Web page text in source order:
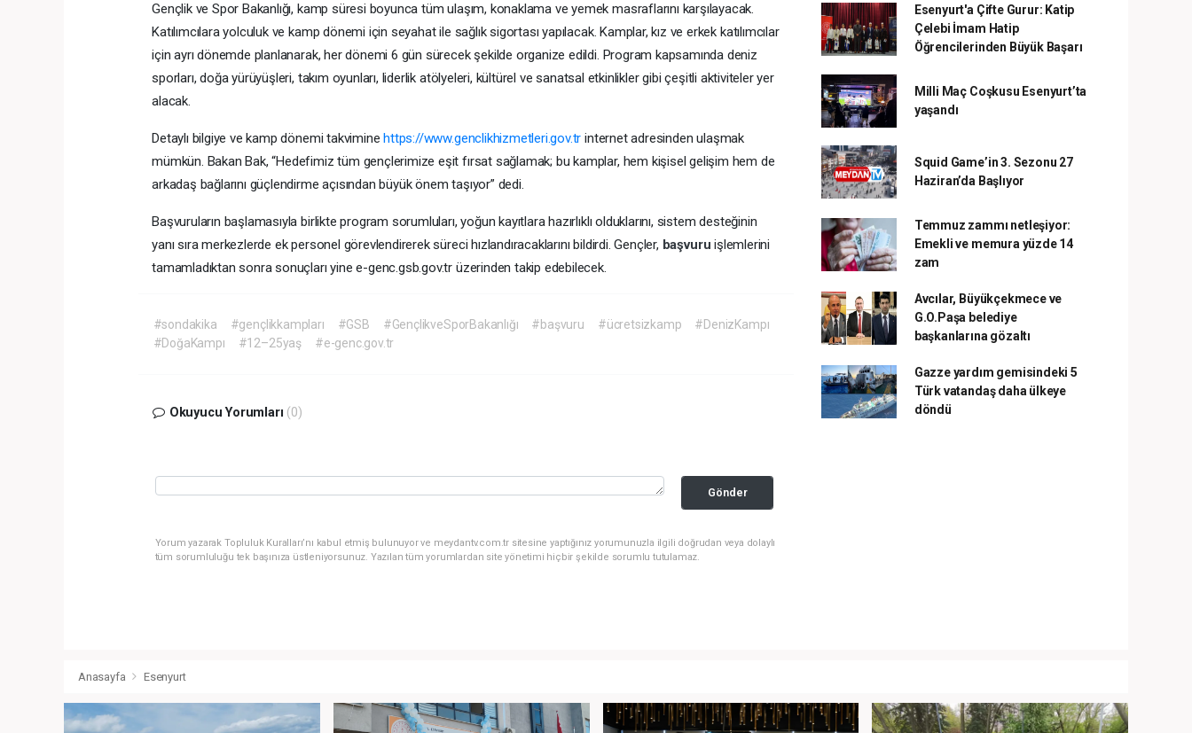
Gençlik ve Spor Bakanlığı, kamp süresi boyunca tüm ulaşım, konaklama ve yemek masraflarını karşılayacak.
Katılımcılara yolculuk ve kamp dönemi için seyahat ile sağlık sigortası yapılacak. Kamplar, kız ve erkek katılımcılar
için ayrı dönemde planlanarak, her dönemi 6 gün sürecek şekilde organize edildi. Program kapsamında deniz
sporları, doğa yürüyüşleri, takım oyunları, liderlik atölyeleri, kültürel ve sanatsal etkinlikler gibi çeşitli aktiviteler yer
alacak.
Detaylı bilgiye ve kamp dönemi takviminehttps://www.genclikhizmetleri.gov.tr internet adresinden ulaşmak
mümkün. Bakan Bak, “Hedefimiz tüm gençlerimize eşit fırsat sağlamak; bu kamplar, hem kişisel gelişim hem de
arkadaş bağlarını güçlendirme açısından büyük önem taşıyor” dedi.
Başvuruların başlamasıyla birlikte program sorumluları, yoğun kayıtlara hazırlıklı olduklarını, sistem desteğinin
yanı sıra merkezlerde ek personel görevlendirerek süreci hızlandıracaklarını bildirdi. Gençler, başvuruişlemlerini
tamamladıktan sonra sonuçları yine e-genc.gsb.gov.tr üzerinden takip edebilecek.
#sondakika #gençlikkampları #GSB #GençlikveSporBakanlığı #başvuru #ücretsizkamp
#DenizKampı
#DoğaKampı
#12–25yaş #e-genc.gov.tr
Okuyucu Yorumları (0)
Gönder
Yorum yazarak Topluluk Kuralları’nı kabul etmiş bulunuyor ve meydantv.com.tr sitesine yaptığınız yorumunuzla ilgili doğrudan veya dolaylı
tüm sorumluluğu tek başınıza üstleniyorsunuz. Yazılan tüm yorumlardan site yönetimi hiçbir şekilde sorumlu tutulamaz.
Esenyurt'a Çifte Gurur: Katip
Çelebi İmam Hatip
Öğrencilerinden Büyük Başarı
Milli Maç Coşkusu Esenyurt’ta
yaşandı
Squid Game’in 3. Sezonu 27
Haziran’da Başlıyor
Temmuz zammı netleşiyor:
Emekli ve memura yüzde 14
zam
Avcılar, Büyükçekmece ve
G.O.Paşa belediye
başkanlarına gözaltı
Gazze yardım gemisindeki 5
Türk vatandaş daha ülkeye
döndü
Anasayfa Esenyurt